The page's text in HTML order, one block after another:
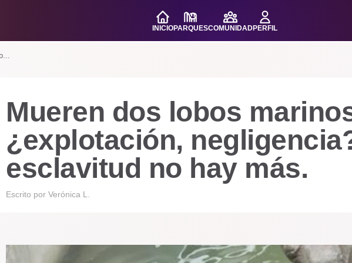
INICIOPARQUESCOMUNIDADPERFIL
Mueren dos lobos
¿explotación,
esclavitud no hay más.
Escrito por Verónica L.